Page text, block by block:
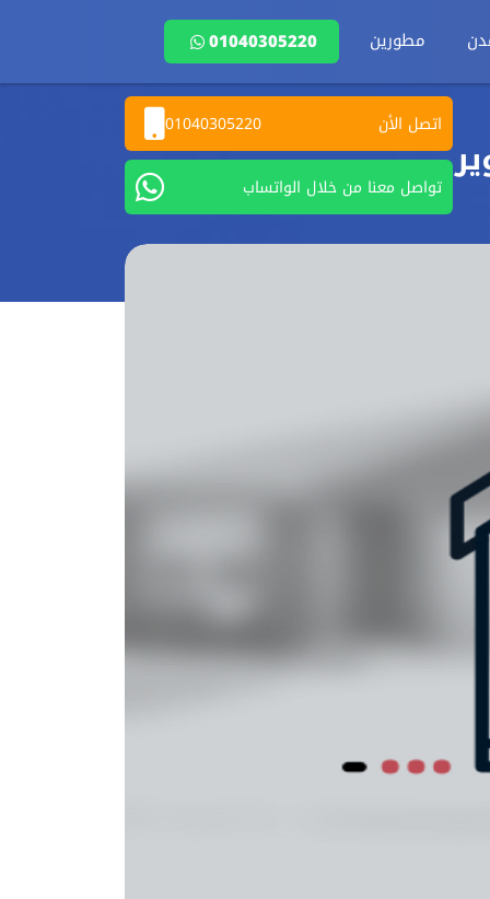
مطورين 01040305220
اتصل الأن 01040305220
تواصل معنا من خلال الواتساب